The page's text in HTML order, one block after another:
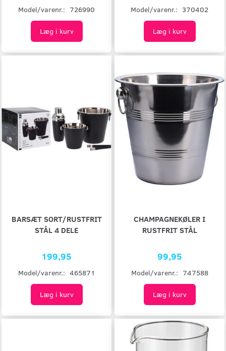
Model/varenr.: 726990
Læg i kurv
Model/varenr.: 370402
Læg i kurv
BARSÆT SORT/RUSTFRIT
STÅL 4 DELE
199,95
Model/varenr.: 465871
Læg i kurv
CHAMPAGNEKØLER I
RUSTFRIT STÅL
99,95
Model/varenr.: 747588
Læg i kurv